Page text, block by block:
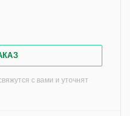
с вами и уточнят